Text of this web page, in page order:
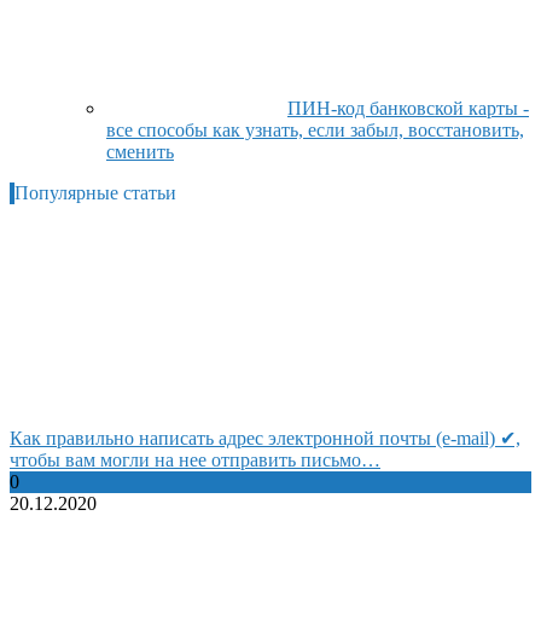
ПИН-код банковской карты -
все способы как узнать, если забыл, восстановить,
сменить
Популярные статьи
Как правильно написать адрес электронной почты (e-mail) ✔,
чтобы вам могли на нее отправить письмо…
0
20.12.2020